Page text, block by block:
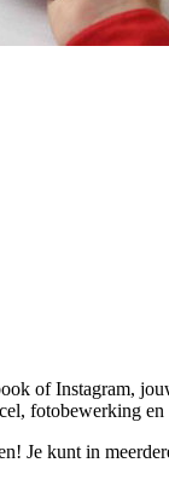
of Instagram,
fotobewerking en
Je kunt in